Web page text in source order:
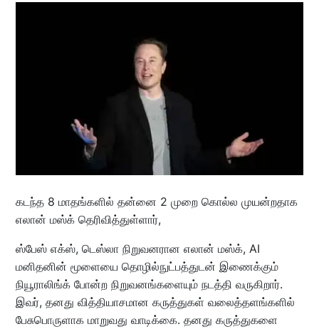
கடந்த 8 மாதங்களில் தன்னை 2 முறை கொல்ல முயன்றதாக
எலான் மஸ்க் தெரிவித்துள்ளார்,
ஸ்பேஸ் எக்ஸ், டெஸ்லா நிறுவனரான எலான் மஸ்க், AI
மனிதனின் மூளையை தொழில்நுட்பத்துடன் இணைக்கும்
நியூராலிங்க் போன்ற நிறுவனங்களையும் நடத்தி வருகிறார்.
இவர், தனது வித்தியாசமான கருத்துகள் வலைத்தளங்களில்
பேசுபொருளாக மாறுவது வாடிக்கை. தனது கருத்துகளை